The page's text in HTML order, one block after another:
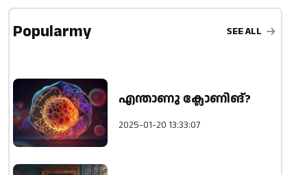
Popularmy SEE ALL
എന്താണു ക്ലോണിങ്?
2025-01-20 13:33:07